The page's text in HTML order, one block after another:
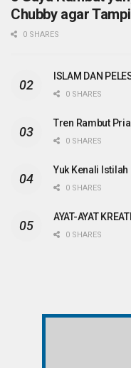
Chubby agar
0 SHARES
ISLAM DAN
0 SHARES
Tren Rambut
0 SHARES
Yuk Kenali
0 SHARES
AYAT-AYAT
0 SHARES